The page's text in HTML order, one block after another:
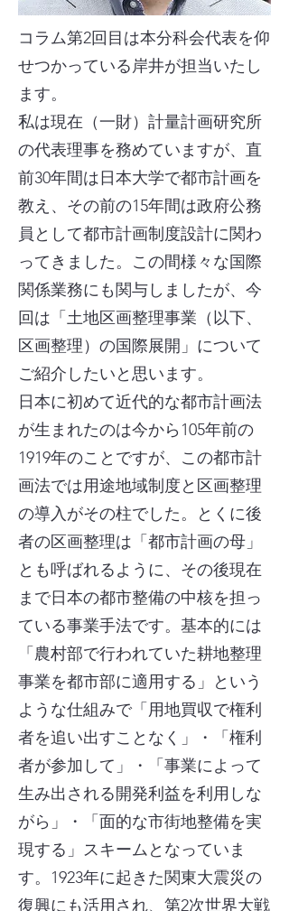
コラム第2回目は本分科会代表を仰
せつかっている岸井が担当いたし
ます。
私は現在（一財）計量計画研究所
の代表理事を務めていますが、直
前30年間は日本大学で都市計画を
教え、その前の15年間は政府公務
員として都市計画制度設計に関わ
ってきました。この間様々な国際
関係業務にも関与しましたが、今
回は「土地区画整理事業（以下、
区画整理）の国際展開」について
ご紹介したいと思います。
日本に初めて近代的な都市計画法
が生まれたのは今から105年前の
1919年のことですが、この都市計
画法では用途地域制度と区画整理
の導入がその柱でした。とくに後
者の区画整理は「都市計画の母」
とも呼ばれるように、その後現在
まで日本の都市整備の中核を担っ
ている事業手法です。基本的には
「農村部で行われていた耕地整理
事業を都市部に適用する」という
ような仕組みで「用地買収で権利
者を追い出すことなく」・「権利
者が参加して」・「事業によって
生み出される開発利益を利用しな
がら」・「面的な市街地整備を実
現する」スキームとなっていま
す。1923年に起きた関東大震災の
復興にも活用され、第2次世界大戦